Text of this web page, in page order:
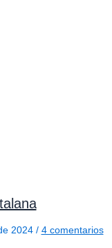
2024 / 4 comentarios